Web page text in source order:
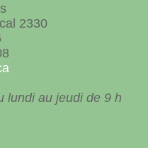
2330
lundi au jeudi de 9 h